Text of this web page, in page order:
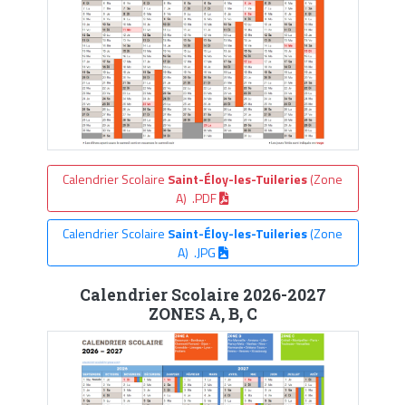
Calendrier Scolaire Saint-Éloy-les-Tuileries(Zone
A) .PDF
Calendrier Scolaire Saint-Éloy-les-Tuileries(Zone
A) .JPG
Calendrier Scolaire 2026-2027
ZONES A, B, C